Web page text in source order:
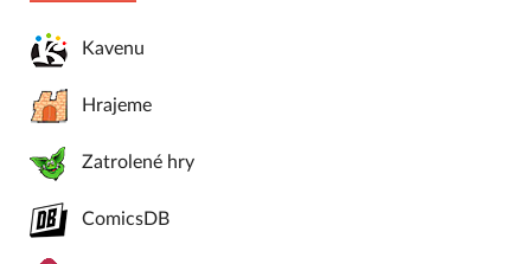
Kavenu
Hrajeme
Zatrolené hry
ComicsDB